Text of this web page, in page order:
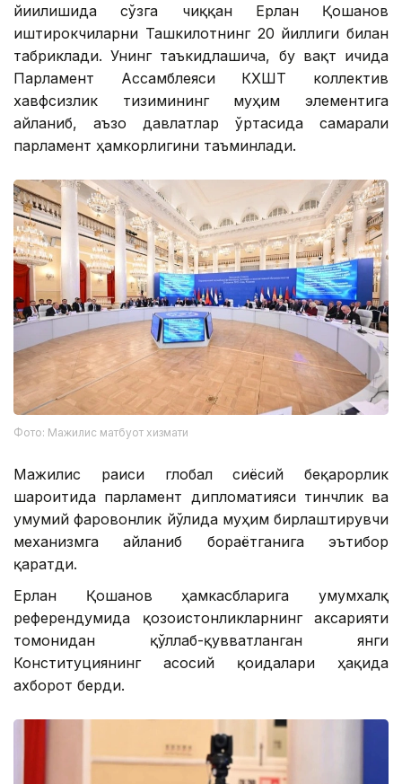
йиғилишида сўзга чиққан Ерлан Қошанов
иштирокчиларни Ташкилотнинг 20 йиллиги билан
табриклади. Унинг таъкидлашича, бу вақт ичида
Парламент Ассамблеяси КХШТ коллектив
хавфсизлик тизимининг муҳим элементига
айланиб, аъзо давлатлар ўртасида самарали
парламент ҳамкорлигини таъминлади.
Фото: Мажилис матбуот хизмати
Мажилис раиси глобал сиёсий беқарорлик
шароитида парламент дипломатияси тинчлик ва
умумий фаровонлик йўлида муҳим бирлаштирувчи
механизмга айланиб бораётганига эътибор
қаратди.
Ерлан Қошанов ҳамкасбларига умумхалқ
референдумида қозоғистонликларнинг аксарияти
томонидан қўллаб-қувватланган янги
Конституциянинг асосий қоидалари ҳақида
ахборот берди.